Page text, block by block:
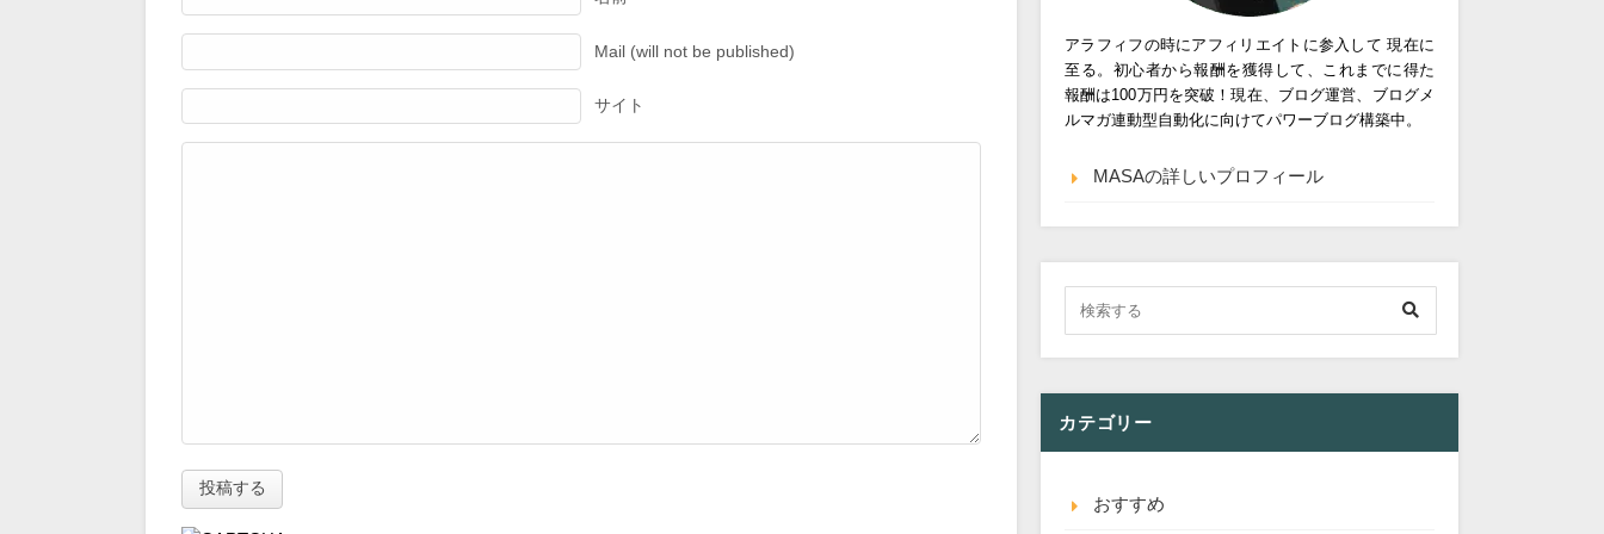
Mail (will not be published)
サイト
アラフィフの時にアフィリエイトに参入して 現在に
至る。初心者から報酬を獲得して、これまでに得た
報酬は100万円を突破！現在、ブログ運営、ブログメ
ルマガ連動型自動化に向けてパワーブログ構築中。
MASAの詳しいプロフィール
カテゴリー
おすすめ